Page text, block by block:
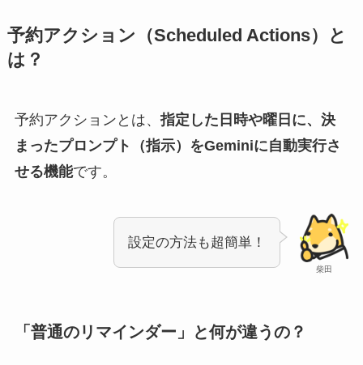
予約アクション（Scheduled Actions）と
は？
予約アクションとは、 指定した日時や曜日に、決
まったプロンプト（指示）をGeminiに自動実行さ
せる機能です。
柴田
設定の方法も超簡単！
「普通のリマインダー」と何が違うの？